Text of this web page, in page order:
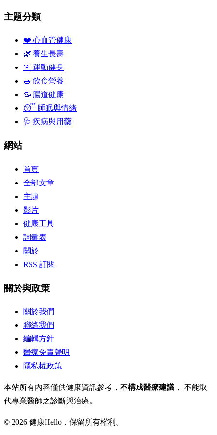
主題分類
❤️ 心血管健康
🌿 養生長壽
🏃 運動健身
🥗 飲食營養
🦠 腸道健康
😴 睡眠與情緒
🩺 疾病與用藥
網站
首頁
全部文章
主題
影片
健康工具
詞彙表
關於
RSS 訂閱
關於與政策
關於我們
聯絡我們
編輯方針
醫療免責聲明
隱私權政策
本站所有內容僅供健康資訊參考， 不構成醫療建議 ， 不能取
代專業醫師之診斷與治療。
© 2026 健康Hello．保留所有權利。